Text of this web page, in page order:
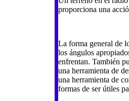
proporciona una
La forma general de
los ángulos
enfrentan. También
una herramienta de
una herramienta de
formas de ser útiles